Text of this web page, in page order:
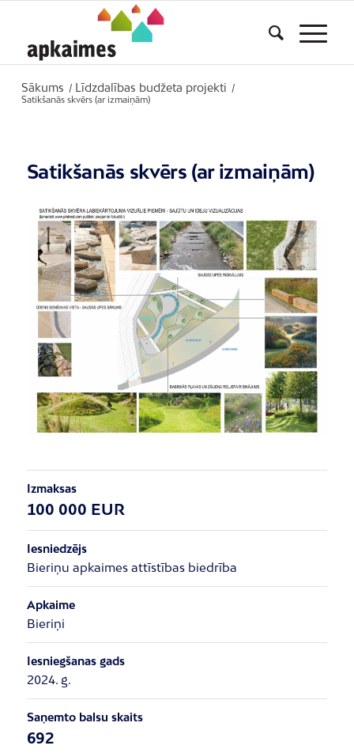
Sākums / Līdzdalības budžeta projekti
/
Satikšanās skvērs (ar izmaiņām)
Satikšanās skvērs (ar izmaiņām)
Izmaksas
100 000 EUR
Iesniedzējs
Bieriņu apkaimes attīstības biedrība
Apkaime
Bieriņi
Iesniegšanas gads
2024. g.
Saņemto balsu skaits
692